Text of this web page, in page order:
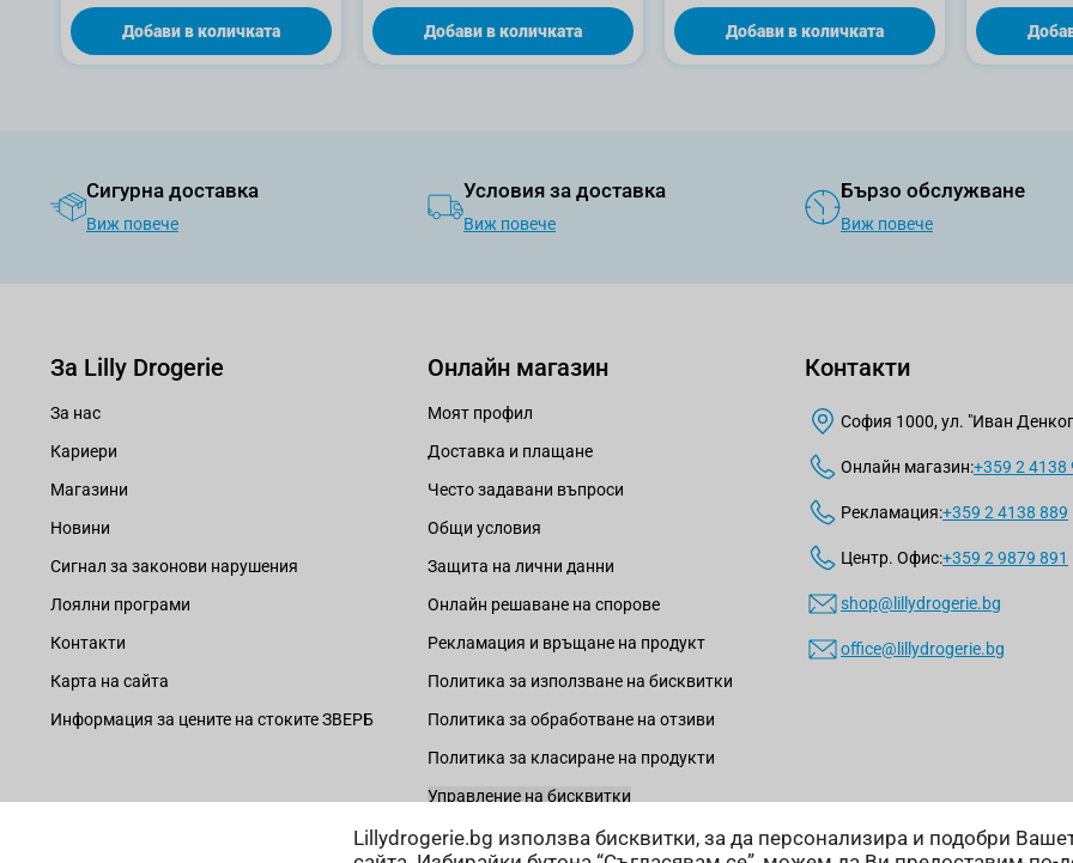
Lillydrogerie.bg използва бисквитки, за да персонализира и подобри
Добави в количката Добави в количката Добави в количката
Сигурна доставка
Виж повече
Условия за доставка
Виж повече
Бързо обслужване
Виж повече
За Lilly Drogerie
За нас
Кариери
Магазини
Новини
Сигнал за законови нарушения
Лоялни програми
Контакти
Карта на сайта
Информация за цените на стоките ЗВЕРБ
Онлайн магазин
Моят профил
Доставка и плащане
Често задавани въпроси
Общи условия
Защита на лични данни
Онлайн решаване на спорове
Рекламация и връщане на продукт
Политика за използване на бисквитки
Политика за обработване на отзиви
Политика за класиране на продукти
Управление на бисквитки
Контакти
София 1000, ул. "Иван
Онлайн магазин:+359 2 4138
Рекламация:+359 2 4138 889
Центр. Офис:+359 2 9879 891
shop@lillydrogerie.bg
office@lillydrogerie.bg